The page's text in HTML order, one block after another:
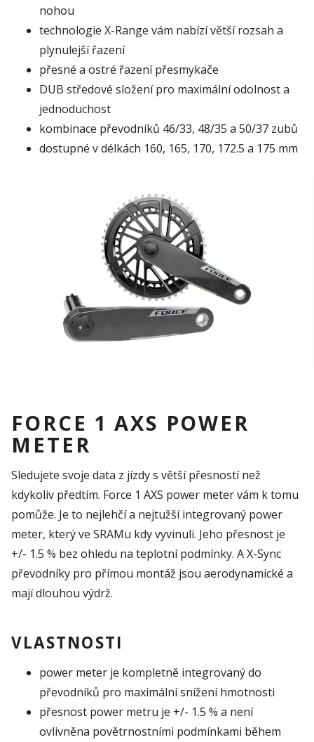
nohou
technologie X-Range vám nabízí větší rozsah a
plynulejší řazení
přesné a ostré řazení přesmykače
DUB středové složení pro maximální odolnost a
jednoduchost
kombinace převodníků 46/33, 48/35 a 50/37 zubů
dostupné v délkách 160, 165, 170, 172.5 a 175 mm
FORCE 1 AXS POWER
METER
Sledujete svoje data z jízdy s větší přesností než
kdykoliv předtím. Force 1 AXS power meter vám k tomu
pomůže. Je to nejlehčí a nejtužší integrovaný power
meter, který ve SRAMu kdy vyvinuli. Jeho přesnost je
+/- 1.5 % bez ohledu na teplotní podmínky. A X-Sync
převodníky pro přímou montáž jsou aerodynamické a
mají dlouhou výdrž.
VLASTNOSTI
power meter je kompletně integrovaný do
převodníků pro maximální snížení hmotnosti
přesnost power metru je +/- 1.5 % a není
ovlivněna povětrnostními podmínkami během